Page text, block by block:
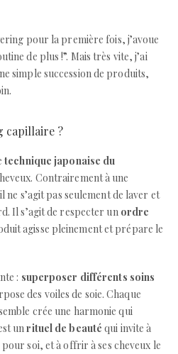
pour la première fois, j’avoue
de plus !”. Mais très vite, j’ai
simple succession de produits,
capillaire ?
technique japonaise du
Contrairement à une
s’agit pas seulement de laver et
Il s’agit de respecter un ordre
agisse pleinement et prépare le
: superposer différents soins
des voiles de soie. Chaque
crée une harmonie qui
unrituel de beauté qui invite à
soi, et à offrir à ses cheveux le